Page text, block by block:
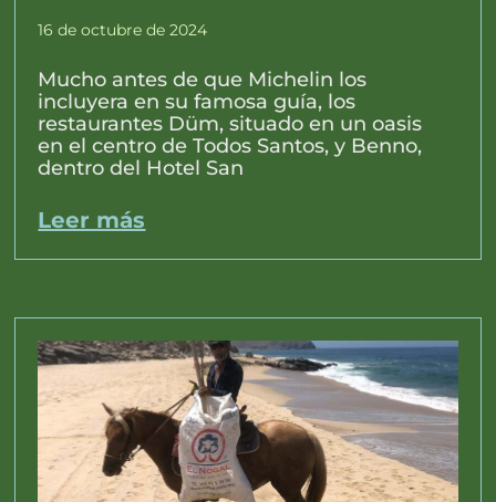
16 de octubre de 2024
Mucho antes de que Michelin los
incluyera en su famosa guía, los
restaurantes Düm, situado en un oasis
en el centro de Todos Santos, y Benno,
dentro del Hotel San
Leer más